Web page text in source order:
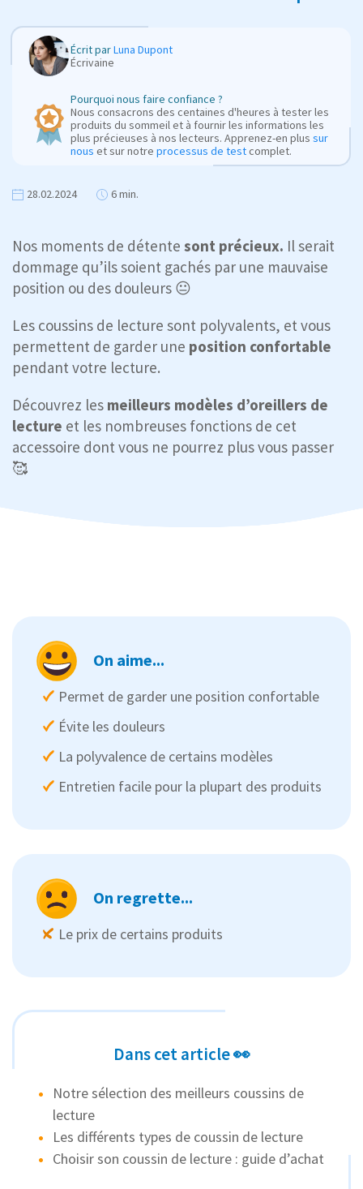
Écrit parLuna Dupont
Écrivaine
Pourquoi nous faire confiance ?
Nous consacrons des centaines d'heures à tester les
produits du sommeil et à fournir les informations les
plus précieuses à nos lecteurs. Apprenez-en plus sur
nous et sur notre processus de testcomplet.
28.02.2024 6 min.
Nos moments de détente sont précieux. Il serait
dommage qu’ils soient gachés par une mauvaise
position ou des douleurs 😐
Les coussins de lecture sont polyvalents, et vous
permettent de garder une position confortable
pendant votre lecture.
Découvrez les meilleurs modèles d’oreillers de
lecture et les nombreuses fonctions de cet
accessoire dont vous ne pourrez plus vous passer
🥰
On aime...
Permet de garder une position confortable
Évite les douleurs
La polyvalence de certains modèles
Entretien facile pour la plupart des produits
On regrette...
Le prix de certains produits
Dans cet article 👀
Notre sélection des meilleurs coussins de
lecture
Les différents types de coussin de lecture
Choisir son coussin de lecture : guide d’achat